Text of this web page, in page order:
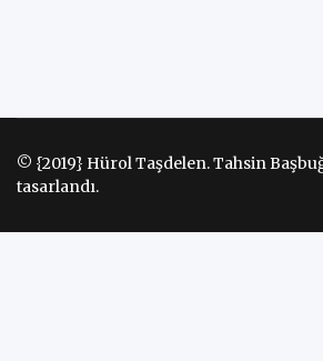
© {2019} Hürol Taşdelen. Tahsin
tasarlandı.